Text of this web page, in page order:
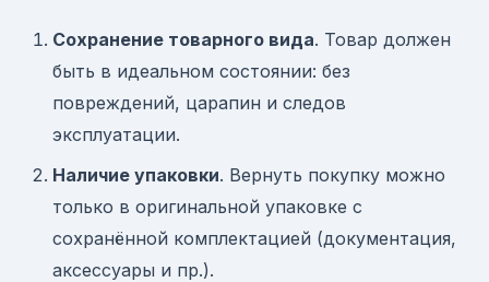
Сохранение товарного вида. Товар должен
быть в идеальном состоянии: без
повреждений, царапин и следов
эксплуатации.
Наличие упаковки. Вернуть покупку можно
только в оригинальной упаковке с
сохранённой комплектацией (документация,
аксессуары и пр.).